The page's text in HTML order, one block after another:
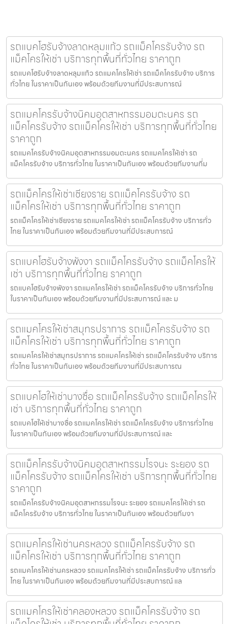
รถแบคโฮรับจ้างลาดหลุมแก้ว รถแม็คโครรับจ้าง รถ
แม็คโครให้เช่า บริการทุกพื้นที่ทั่วไทย ราคาถูก
รถแบคโฮรับจ้างลาดหลุมแก้ว รถแมคโครให้เช่า รถแม็คโครรับจ้าง บริการ
ทั่วไทย ในราคาเป็นกันเอง พร้อมด้วยทีมงานที่มีประสบการณ์
รถแมคโครรับจ้างนิคมอุตสาหกรรมอมตะนคร รถ
แม็คโครรับจ้าง รถแม็คโครให้เช่า บริการทุกพื้นที่ทั่วไทย
ราคาถูก
รถแมคโครรับจ้างนิคมอุตสาหกรรมอมตะนคร รถแมคโครให้เช่า รถ
แม็คโครรับจ้าง บริการทั่วไทย ในราคาเป็นกันเอง พร้อมด้วยทีมงานที่ม
รถแม็คโครให้เช่าเชียงราย รถแม็คโครรับจ้าง รถ
แม็คโครให้เช่า บริการทุกพื้นที่ทั่วไทย ราคาถูก
รถแม็คโครให้เช่าเชียงราย รถแมคโครให้เช่า รถแม็คโครรับจ้าง บริการทั่ว
ไทย ในราคาเป็นกันเอง พร้อมด้วยทีมงานที่มีประสบการณ์
รถแบคโฮรับจ้างพังงา รถแม็คโครรับจ้าง รถแม็คโครให้
เช่า บริการทุกพื้นที่ทั่วไทย ราคาถูก
รถแบคโฮรับจ้างพังงา รถแมคโครให้เช่า รถแม็คโครรับจ้าง บริการทั่วไทย
ในราคาเป็นกันเอง พร้อมด้วยทีมงานที่มีประสบการณ์ และ ม
รถแมคโครให้เช่าสมุทรปราการ รถแม็คโครรับจ้าง รถ
แม็คโครให้เช่า บริการทุกพื้นที่ทั่วไทย ราคาถูก
รถแมคโครให้เช่าสมุทรปราการ รถแมคโครให้เช่า รถแม็คโครรับจ้าง บริการ
ทั่วไทย ในราคาเป็นกันเอง พร้อมด้วยทีมงานที่มีประสบการณ
รถแบคโฮให้เช่าบางซื่อ รถแม็คโครรับจ้าง รถแม็คโครให้
เช่า บริการทุกพื้นที่ทั่วไทย ราคาถูก
รถแบคโฮให้เช่าบางซื่อ รถแมคโครให้เช่า รถแม็คโครรับจ้าง บริการทั่วไทย
ในราคาเป็นกันเอง พร้อมด้วยทีมงานที่มีประสบการณ์ และ
รถแม็คโครรับจ้างนิคมอุตสาหกรรมโรจนะ ระยอง รถ
แม็คโครรับจ้าง รถแม็คโครให้เช่า บริการทุกพื้นที่ทั่วไทย
ราคาถูก
รถแม็คโครรับจ้างนิคมอุตสาหกรรมโรจนะ ระยอง รถแมคโครให้เช่า รถ
แม็คโครรับจ้าง บริการทั่วไทย ในราคาเป็นกันเอง พร้อมด้วยทีมงา
รถแมคโครให้เช่านครหลวง รถแม็คโครรับจ้าง รถ
แม็คโครให้เช่า บริการทุกพื้นที่ทั่วไทย ราคาถูก
รถแมคโครให้เช่านครหลวง รถแมคโครให้เช่า รถแม็คโครรับจ้าง บริการทั่ว
ไทย ในราคาเป็นกันเอง พร้อมด้วยทีมงานที่มีประสบการณ์ แล
รถแมคโครให้เช่าคลองหลวง รถแม็คโครรับจ้าง รถ